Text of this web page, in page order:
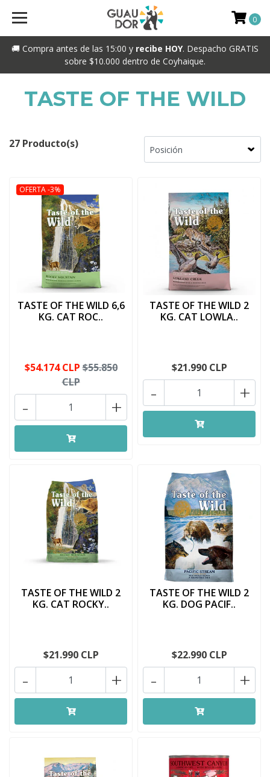
🚚 Compra antes de las 15:00 y recibe HOY. Despacho GRATIS
sobre $10.000 dentro de Coyhaique.
0
TASTE OF THE WILD
27 Producto(s)
OFERTA -3%
TASTE OF THE WILD 6,6
KG. CAT ROC..
$54.174 CLP $55.850
CLP
+
-
TASTE OF THE WILD 2
KG. CAT LOWLA..
$21.990 CLP
+
-
TASTE OF THE WILD 2
KG. CAT ROCKY..
$21.990 CLP
+
-
TASTE OF THE WILD 2
KG. DOG PACIF..
$22.990 CLP
+
-